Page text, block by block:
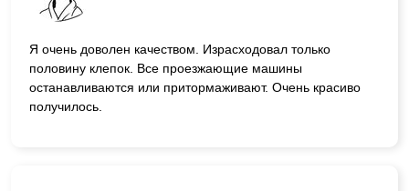
Я очень доволен качеством. Израсходовал только
половину клепок. Все проезжающие машины
останавливаются или притормаживают. Очень красиво
получилось.